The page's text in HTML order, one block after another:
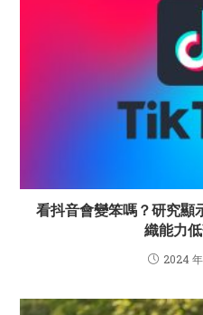
看抖音會變笨嗎？研究顯
織能力
2024